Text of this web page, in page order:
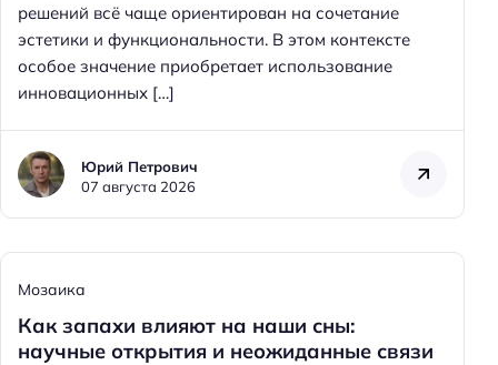
решений всё чаще ориентирован на сочетание
эстетики и функциональности. В этом контексте
особое значение приобретает использование
инновационных […]
Юрий Петрович
07 августа 2026
Мозаика
Как запахи влияют на наши сны:
научные открытия и неожиданные связи